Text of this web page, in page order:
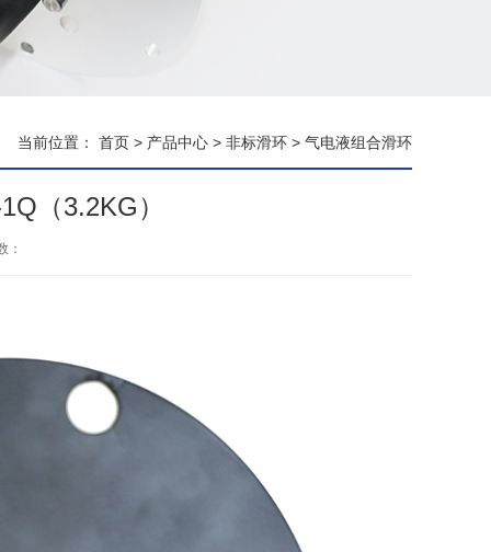
当前位置： 首页 > 产品中心 > 非标滑环 > 气电液组合滑环
（3.2KG）
：